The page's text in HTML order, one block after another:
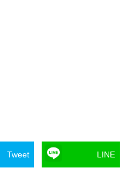
Tweet LINE